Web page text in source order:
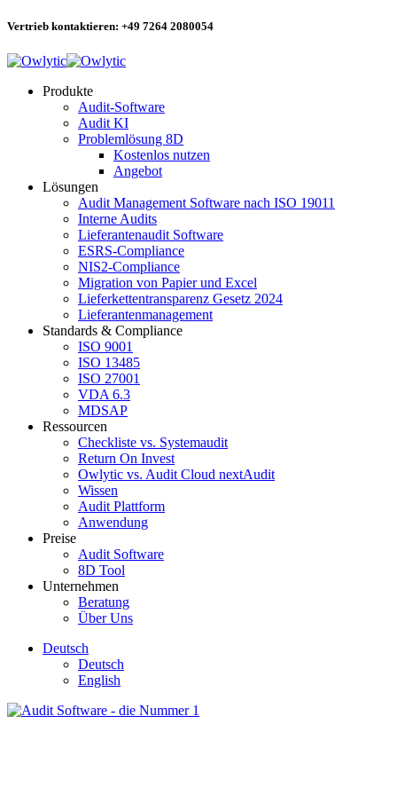
Vertrieb kontaktieren: +49 7264 2080054
Produkte
Audit-Software
Audit KI
Problemlösung 8D
Kostenlos nutzen
Angebot
Lösungen
Audit Management Software nach ISO 19011
Interne Audits
Lieferantenaudit Software
ESRS-Compliance
NIS2-Compliance
Migration von Papier und Excel
Lieferkettentransparenz Gesetz 2024
Lieferantenmanagement
Standards & Compliance
ISO 9001
ISO 13485
ISO 27001
VDA 6.3
MDSAP
Ressourcen
Checkliste vs. Systemaudit
Return On Invest
Owlytic vs. Audit Cloud nextAudit
Wissen
Audit Plattform
Anwendung
Preise
Audit Software
8D Tool
Unternehmen
Beratung
Über Uns
Deutsch
Deutsch
English